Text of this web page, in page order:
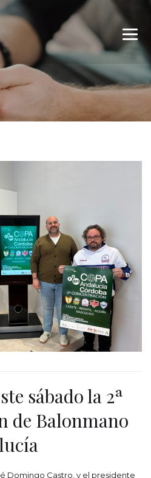
sábado la 2ª
de Balonmano
Domingo Castro, y el presidente